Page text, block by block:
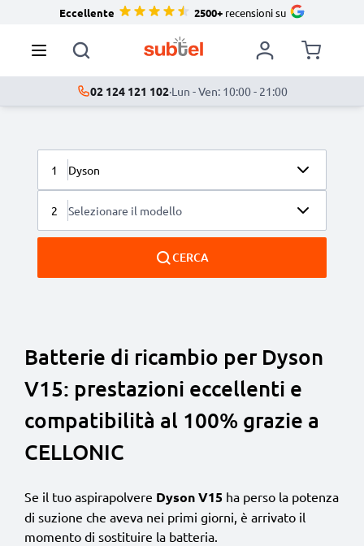
Eccellente 2500+recensioni su
02 124 121 102·Lun - Ven: 10:00 - 21:00
1 Dyson
2 Selezionare il modello
CERCA
Batterie di ricambio per Dyson
V15: prestazioni eccellenti e
compatibilità al 100% grazie a
CELLONIC
Se il tuo aspirapolvere Dyson V15 ha perso la potenza
di suzione che aveva nei primi giorni, è arrivato il
momento di sostituire la batteria.